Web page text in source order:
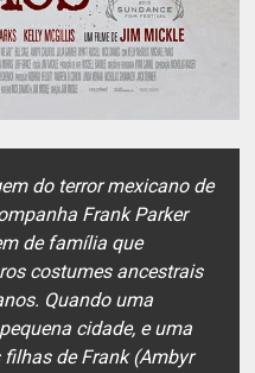
do terror mexicano de
Frank Parker
de família que
costumes ancestrais
Quando uma
cidade, e uma
de Frank (Ambyr